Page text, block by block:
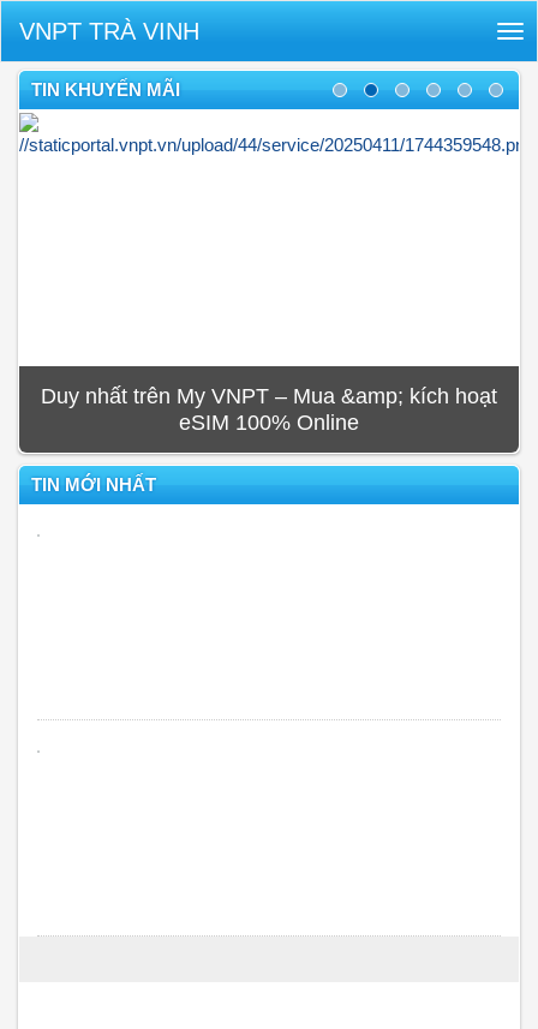
VNPT TRÀ VINH
TIN KHUYẾN MÃI
Duy nhất trên My VNPT – Mua &amp; kích hoạt
eSIM 100% Online
TIN MỚI NHẤT